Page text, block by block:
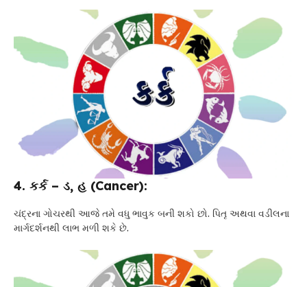
4. કર્ક – ડ, હ (Cancer):
ચંદ્રના ગોચરથી આજે તમે વધુ ભાવુક બની શકો છો. પિતૃ અથવા વડીલના
માર્ગદર્શનથી લાભ મળી શકે છે.